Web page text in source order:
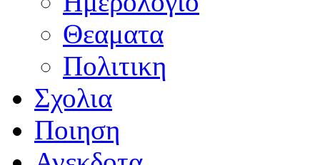
Θεαματα
Πολιτικη
Σχολια
Ποιηση